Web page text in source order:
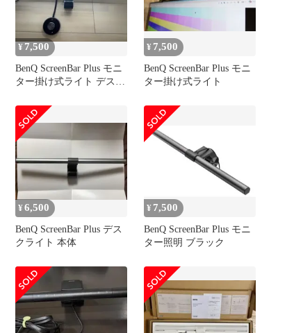
¥ 7,500
BenQ ScreenBar Plus モニ
ター掛け式ライト デスク
¥ 7,500
BenQ ScreenBar Plus モニ
ター掛け式ライト
¥6,500
BenQ ScreenBar Plus デス
クライト 本体
¥ 7,500
BenQ ScreenBar Plus モニ
ター照明 ブラック